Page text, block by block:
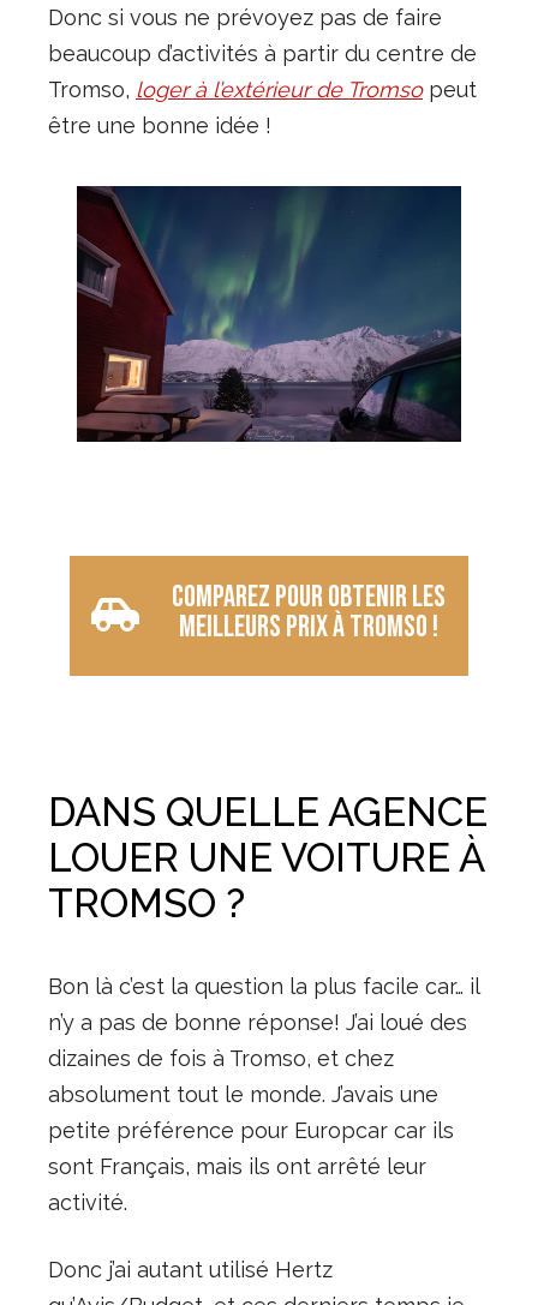
Donc si vous ne prévoyez pas de faire
beaucoup d’activités à partir du centre de
Tromso, loger à l’extérieur de Tromsopeut
être une bonne idée !
Comparez pour obtenir les
meilleurs prix à Tromso !
DANS QUELLE AGENCE
LOUER UNE VOITURE À
TROMSO ?
Bon là c’est la question la plus facile car… il
n’y a pas de bonne réponse! J’ai loué des
dizaines de fois à Tromso, et chez
absolument tout le monde. J’avais une
petite préférence pour Europcar car ils
sont Français, mais ils ont arrêté leur
activité.
Donc j’ai autant utilisé Hertz